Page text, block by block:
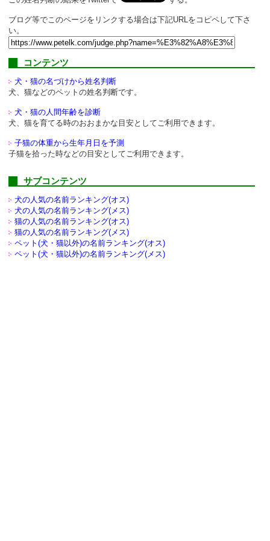
ブログ等でこのページをリンクする場合は下記URLをコピペして下さ
い。
コンテンツ
犬・猫の名づけから姓名判断
犬、猫などのペットの姓名判断です。
犬・猫の人間年齢を診断
犬、猫を育てる時のおおまかな目安としてご利用できます。
子猫の体重から生年月日を予測
子猫を拾った時などの目安としてご利用できます。
サブコンテンツ
犬の人気の名前ランキング(オス)
犬の人気の名前ランキング(メス)
猫の人気の名前ランキング(オス)
猫の人気の名前ランキング(メス)
ペット(犬・猫以外)の名前ランキング(オス)
ペット(犬・猫以外)の名前ランキング(メス)